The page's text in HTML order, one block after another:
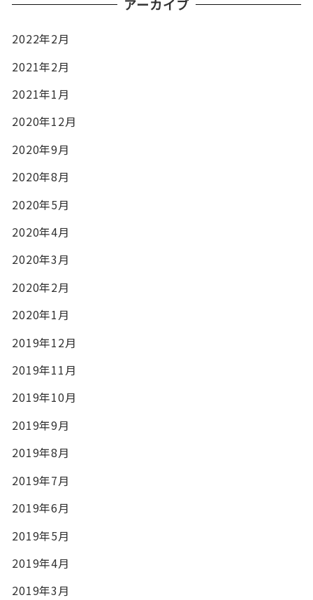
アーカイブ
2022年2月
2021年2月
2021年1月
2020年12月
2020年9月
2020年8月
2020年5月
2020年4月
2020年3月
2020年2月
2020年1月
2019年12月
2019年11月
2019年10月
2019年9月
2019年8月
2019年7月
2019年6月
2019年5月
2019年4月
2019年3月